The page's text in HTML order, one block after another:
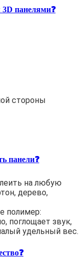
панелями❓
стороны
панели❓
на любую
дерево,
полимер:
поглощает звук,
удельный вес.